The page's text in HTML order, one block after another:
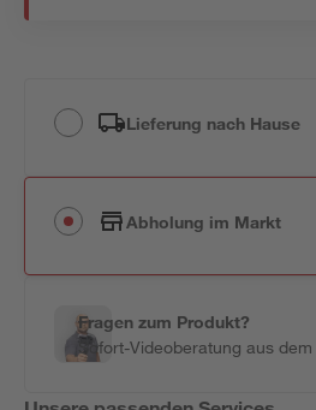
Lieferung nach Hause
Abholung im Markt
Fragen zum Produkt?
Sofort-Videoberatung aus